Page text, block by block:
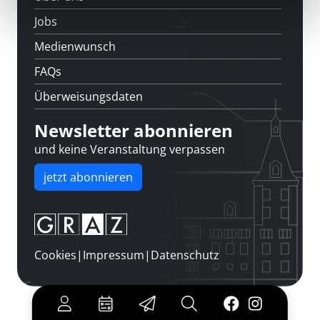
Jobs
Medienwunsch
FAQs
Überweisungsdaten
Newsletter abonnieren
und keine Veranstaltung verpassen
jetzt abonnieren
Cookies| Impressum| Datenschutz